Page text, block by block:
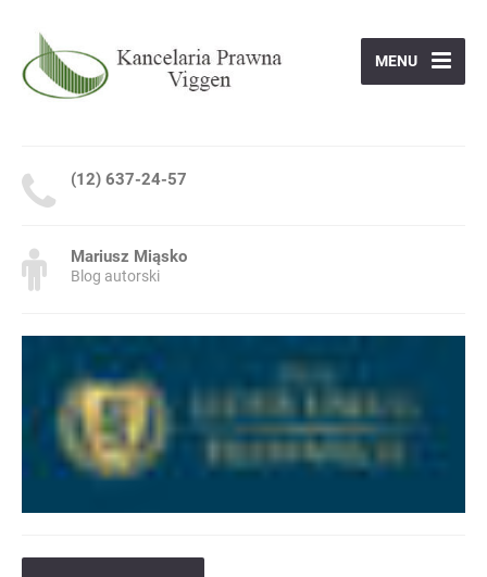
(12) 637-24-57
Mariusz Miąsko
Blog autorski
MENU